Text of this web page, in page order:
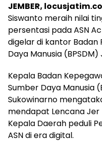
JEMBER,
Siswanto meraih nilai
persentasi pada ASN
digelar di kantor
Daya Manusia (BPSDM)
Kepala Badan
Sumber Daya Manusia
Sukowinarno
mendapat Lencana Jer
Kepala Daerah peduli
ASN di era digital.